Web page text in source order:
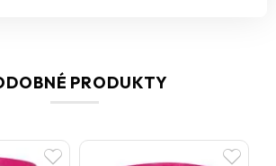
PRODUKTY